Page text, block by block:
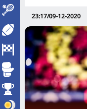
23:17/09-12-2020